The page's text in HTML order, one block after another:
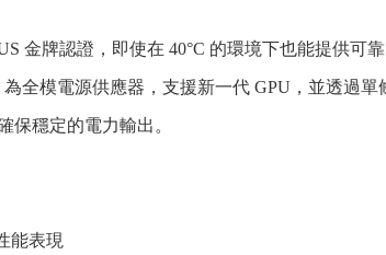
金牌認證，即使在 40°C 的環境下也能提供可
為全模電源供應器，支援新一代 GPU，並透過
保穩定的電力輸出。
能表現